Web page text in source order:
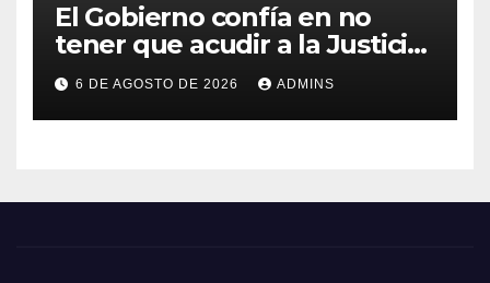
El Gobierno confía en no
tener que acudir a la Justicia
por el reparto de menores
mientras el PP pide la
apertura del Congreso por la
6 DE AGOSTO DE 2026 ADMINS